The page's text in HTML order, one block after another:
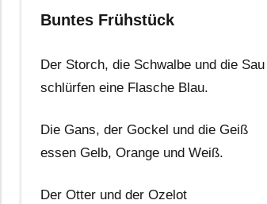
Buntes Frühstück
Der Storch, die Schwalbe und die Sau
schlürfen eine Flasche Blau.
Die Gans, der Gockel und die Geiß
essen Gelb, Orange und Weiß.
Der Otter und der Ozelot